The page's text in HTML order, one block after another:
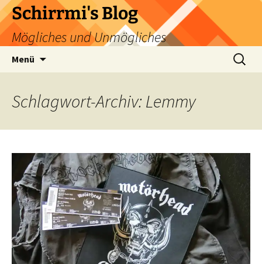
Zum
Inhalt
springen
Schirrmi's Blog
Mögliches und Unmögliches
Menü
Suchen
nach:
Schlagwort-Archiv: Lemmy